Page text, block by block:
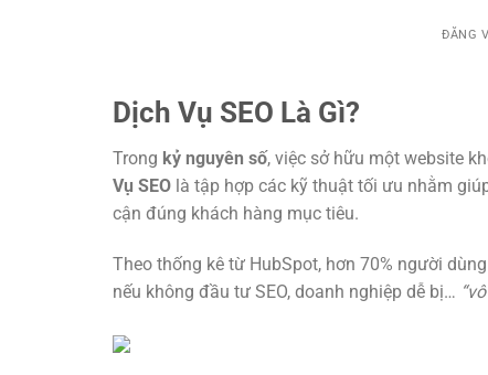
ĐĂNG
Dịch Vụ SEO Là Gì?
Trong kỷ nguyên số, việc sở hữu một website
Vụ SEO là tập hợp các kỹ thuật tối ưu nhằm
cận đúng khách hàng mục tiêu.
Theo thống kê từ HubSpot, hơn 70% người
nếu không đầu tư SEO, doanh nghiệp dễ bị…